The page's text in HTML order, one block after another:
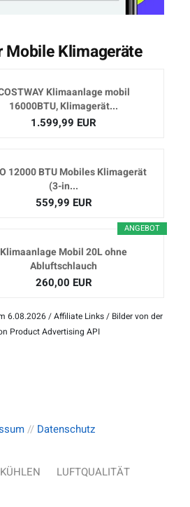
Mobile Klimageräte
Klimaanlage mobil
16000BTU, Klimagerät...
1.599,99 EUR
12000 BTU Mobiles Klimagerät
(3-in...
559,99 EUR
ANGEBOT
Klimaanlage Mobil 20L ohne
Abluftschlauch
260,00 EUR
6.08.2026 / Affiliate Links / Bilder von der
Product Advertising API
// Datenschutz
KÜHLEN LUFTQUALITÄT